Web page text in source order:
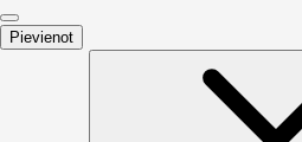
Pievienot